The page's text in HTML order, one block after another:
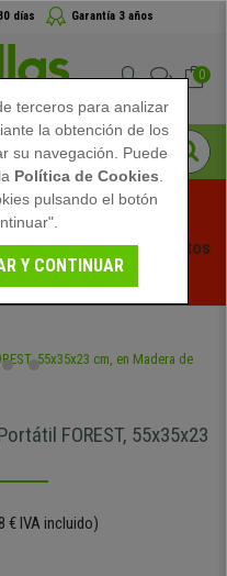
días Garantía 3 años
0
en Ofisillas! Descuentos
- Ver Promo
FOREST, 55x35x23
€ IVA incluido)
terceros para analizar
la obtención de los
su navegación. Puede
Política de Cookies
pulsando el botón
Y CONTINUAR